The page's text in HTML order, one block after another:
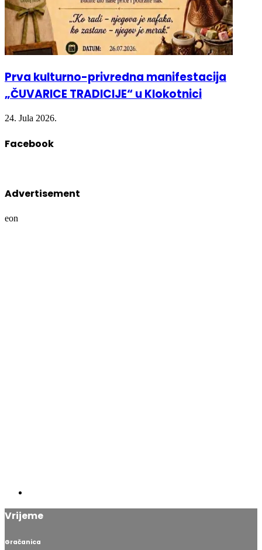
Prva kulturno-privredna manifestacija
„ČUVARICE TRADICIJE“ u Klokotnici
24. Jula 2026.
Advertisement
Vrijeme